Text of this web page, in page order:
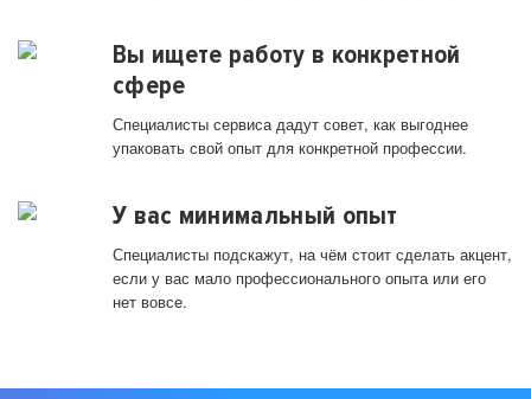
Вы ищете работу в конкретной
сфере
Специалисты сервиса дадут совет, как выгоднее
упаковать свой опыт для конкретной профессии.
У вас минимальный опыт
Специалисты подскажут, на чём стоит сделать акцент,
если у вас мало профессионального опыта или его
нет вовсе.